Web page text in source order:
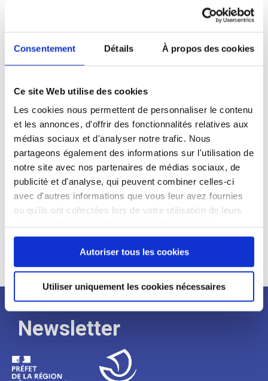
Consentement Détails À propos des cookies
Ce site Web utilise des cookies
Les cookies nous permettent de personnaliser le contenu
et les annonces, d'offrir des fonctionnalités relatives aux
médias sociaux et d'analyser notre trafic. Nous
partageons également des informations sur l'utilisation de
notre site avec nos partenaires de médias sociaux, de
publicité et d'analyse, qui peuvent combiner celles-ci
avec d'autres informations que vous leur avez fournies
ou qu'ils ont collectées lors de votre utilisation de leurs
continuez à utiliser notre site Web.
Autoriser tous les cookies
Utiliser uniquement les cookies nécessaires
candidat
Qualifications et diplômes :
Profil recherché :
Expérience :
Processus
de
recrutement
Newsletter